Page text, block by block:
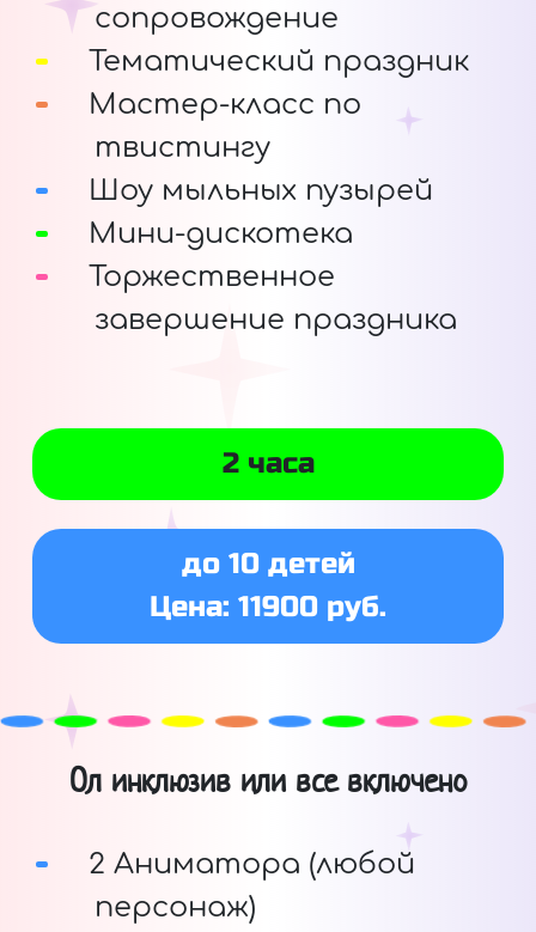
сопровождение
Тематический праздник
Мастер-класс по
твистингу
Шоу мыльных пузырей
Мини-дискотека
Торжественное
завершение праздника
2 часа
до 10 детей
Цена: 11900 руб.
Ол инклюзив или все включено
2 Аниматора (любой
персонаж)